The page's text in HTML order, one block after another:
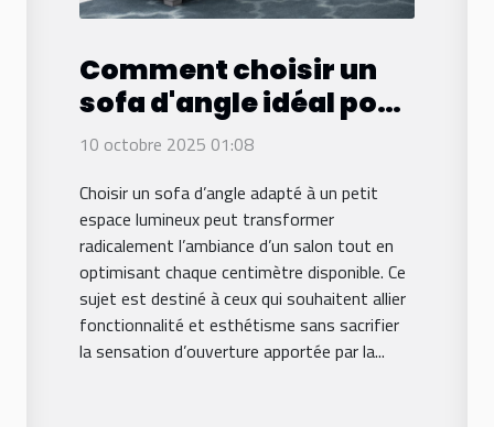
Comment choisir un
sofa d'angle idéal pour
petits espaces
10 octobre 2025 01:08
Choisir un sofa d’angle adapté à un petit
espace lumineux peut transformer
radicalement l’ambiance d’un salon tout en
optimisant chaque centimètre disponible. Ce
sujet est destiné à ceux qui souhaitent allier
fonctionnalité et esthétisme sans sacrifier
la sensation d’ouverture apportée par la...